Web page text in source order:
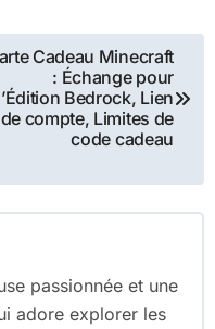
Cadeau Minecraft
: Échange pour
Bedrock, Lien
de compte, Limites de
code cadeau
passionnée et une
adore explorer les